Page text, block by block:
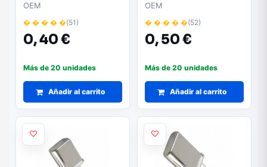
OEM
� � � � �(51)
0,40 €
Más de 20 unidades
Añadir al carrito
OEM
� � � � �(52)
0,50 €
Más de 20 unidades
Añadir al carrito